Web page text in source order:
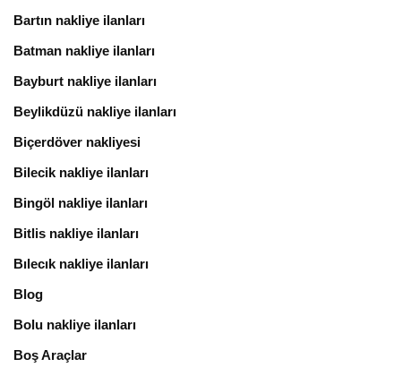
Bartın nakliye ilanları
Batman nakliye ilanları
Bayburt nakliye ilanları
Beylikdüzü nakliye ilanları
Biçerdöver nakliyesi
Bilecik nakliye ilanları
Bingöl nakliye ilanları
Bitlis nakliye ilanları
Bılecık nakliye ilanları
Blog
Bolu nakliye ilanları
Boş Araçlar